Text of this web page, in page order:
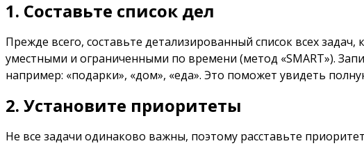
1. Составьте список дел
Прежде всего, составьте детализированный список всех
уместными и ограниченными по времени (метод «SMART»).
например: «подарки», «дом», «еда». Это поможет увидеть
2. Установите приоритеты
Не все задачи одинаково важны, поэтому расставьте